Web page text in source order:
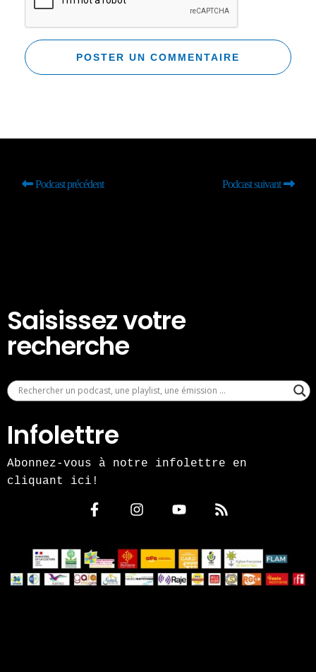
Podcast précédent Podcast suivant
Saisissez votre
recherche
Infolettre
Abonnez-vous à notre infolettre en
cliquant ici!